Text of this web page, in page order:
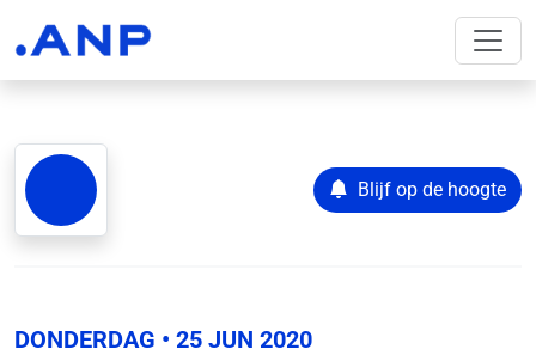
Blijf op de hoogte
DONDERDAG • 25 JUN 2020